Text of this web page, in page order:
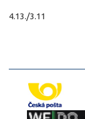
4.13./3.11